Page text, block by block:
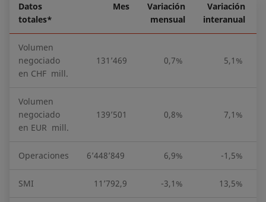
Datos
totales*
Mes
Variación
mensual
Variación
interanual
Volumen
negociado
en CHF mill.
131’469 0,7% 5,1%
Volumen
negociado
en EUR mill.
139’501 0,8% 7,1%
Operaciones 6’448’849 6,9% -1,5%
SMI 11’792,9 -3,1% 13,5%